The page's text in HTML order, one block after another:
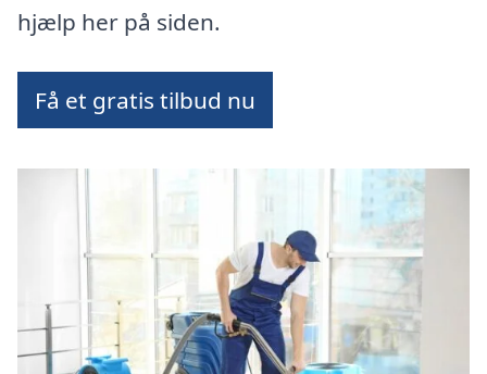
hjælp her på siden.
Få et gratis tilbud nu